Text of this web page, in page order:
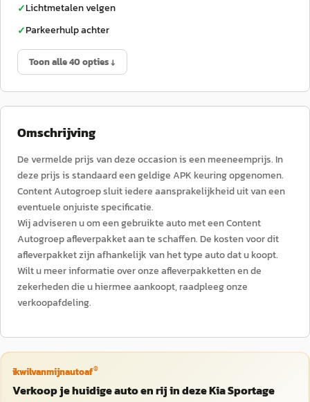
✓Lichtmetalen velgen
✓Parkeerhulp achter
Toon alle 40 opties ↓
Omschrijving
De vermelde prijs van deze occasion is een meeneemprijs. In
deze prijs is standaard een geldige APK keuring opgenomen.
Content Autogroep sluit iedere aansprakelijkheid uit van een
eventuele onjuiste specificatie.
Wij adviseren u om een gebruikte auto met een Content
Autogroep afleverpakket aan te schaffen. De kosten voor dit
afleverpakket zijn afhankelijk van het type auto dat u koopt.
Wilt u meer informatie over onze afleverpakketten en de
zekerheden die u hiermee aankoopt, raadpleeg onze
verkoopafdeling.
ikwilvanmijnautoaf®
Verkoop je huidige auto en rij in deze Kia Sportage